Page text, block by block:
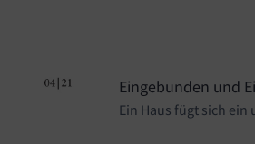
Eingebunden und
Ein Haus fügt sich